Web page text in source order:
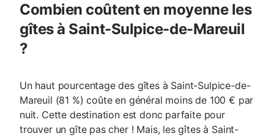
Combien coûtent en moyenne les
gîtes à Saint-Sulpice-de-Mareuil
?
Un haut pourcentage des gîtes à Saint-Sulpice-de-
Mareuil (81 %) coûte en général moins de 100 € par
nuit. Cette destination est donc parfaite pour
trouver un gîte pas cher ! Mais, les gîtes à Saint-